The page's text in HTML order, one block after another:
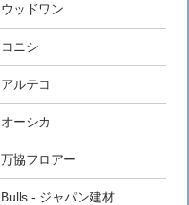
ウッドワン
コニシ
アルテコ
オーシカ
万協フロアー
Bulls - ジャパン建材